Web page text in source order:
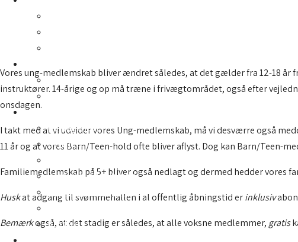
Priser
Kontakt
Svømmehal
Åbningstider
Generelt
Svømmeundervisning
Foreninger & klubber
Kontakt
Vores ung-medlemskab bliver ændret således, at det gælder fra 12-18
instruktører. 14-årige og op må træne i frivægtområdet, også efter
onsdagen.
I takt med at vi udvider vores Ung-medlemskab, må vi desværre også
11 år og at vores Barn/Teen-hold ofte bliver aflyst. Dog kan Barn/Teen-
Familiemedlemskab på 5+ bliver også nedlagt og dermed hedder vores
Huskat adgang til svømmehallen i al offentlig åbningstid erinklusiv
Bemærkogså, at det stadig er således, at alle voksne medlemmer, gratis